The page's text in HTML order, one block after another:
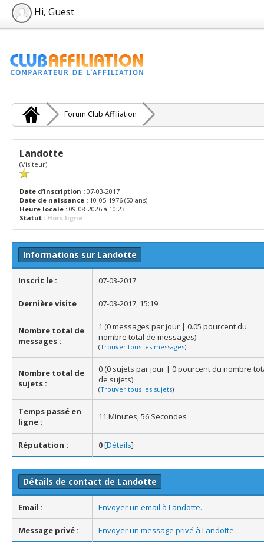
Hi, Guest
Forum Club Affiliation
Landotte
(Visiteur)
Date d’inscription : 07-03-2017
Date de naissance : 10-05-1976 (50 ans)
Heure locale : 09-08-2026 à 10:23
Statut : Hors ligne
Informations sur Landotte
Inscrit le : 07-03-2017
Dernière visite 07-03-2017, 15:19
Nombre total de
messages :
1 (0 messages par jour | 0.05 pourcent du
nombre total de messages)
(Trouver tous les messages)
Nombre total de
sujets :
0 (0 sujets par jour | 0 pourcent du nombre
de sujets)
(Trouver tous les sujets)
Temps passé en
ligne :
11 Minutes, 56 Secondes
Réputation : 0[Détails]
Détails de contact de Landotte
Email : Envoyer un email à Landotte.
Message privé : Envoyer un message privé à Landotte.